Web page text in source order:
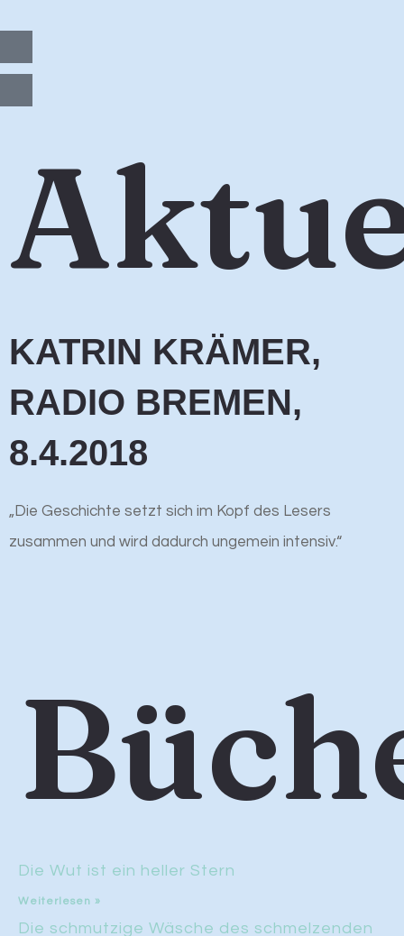
springen
KATRIN KRÄMER,
RADIO BREMEN,
8.4.2018
„Die Geschichte setzt sich im Kopf des Lesers
zusammen und wird dadurch ungemein intensiv.“
Die Wut ist ein heller Stern
Weiterlesen »
Die schmutzige Wäsche des schmelzenden